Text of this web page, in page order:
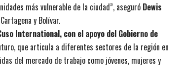
más vulnerable de la ciudad”, aseguró Dewis
y Bolívar.
International, con el apoyo del Gobierno de
que articula a diferentes sectores de la región en
del mercado de trabajo como jóvenes, mujeres y